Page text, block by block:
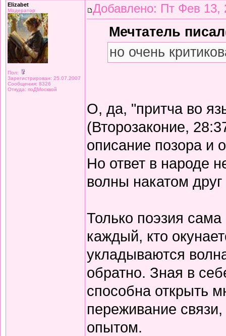
Elizabet
Модератор
Пол:
Зарегистрирован: 25.07.2007
Сообщения: 8326
Откуда: поДМосквой
Добавлено: Пт Фев 13,
Мечтатель
но очень
О, да, "притча во
(Второзаконие,
описание позора и
Но ответ в народе
волны накатом
Только поэзия
каждый, кто
укладываются
обратно. Зная в
способна открыть
переживание связи,
опытом.